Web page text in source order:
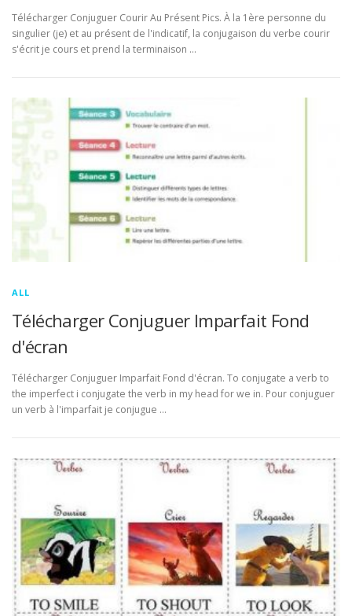
Télécharger Conjuguer Courir Au Présent Pics. À la 1ère personne du
singulier (je) et au présent de l'indicatif, la conjugaison du verbe courir
s'écrit je cours et prend la terminaison …
ALL
Télécharger Conjuguer Imparfait Fond
d'écran
Télécharger Conjuguer Imparfait Fond d'écran. To conjugate a verb to
the imperfect i conjugate the verb in my head for we in. Pour conjuguer
un verb à l'imparfait je conjugue …